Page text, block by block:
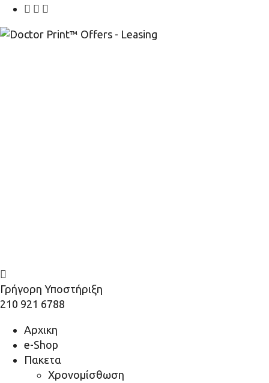
Γρήγορη Υποστήριξη
210 921 6788
Αρχικη
e-Shop
Πακετα
Χρονομίσθωση